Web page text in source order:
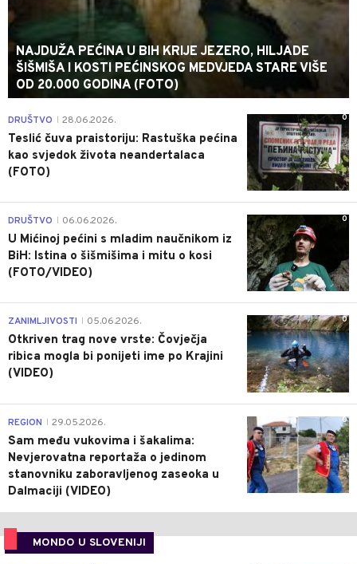
NAJDUŽA PEĆINA U BIH KRIJE JEZERO, HILJADE
ŠIŠMIŠA I KOSTI PEĆINSKOG MEDVJEDA STARE VIŠE
OD 20.000 GODINA (FOTO)
0
DRUŠTVO 28.06.2026.
Teslić čuva praistoriju: Rastuška pećina
kao svjedok života neandertalaca
(FOTO)
0
DRUŠTVO 06.06.2026.
U Mićinoj pećini s mladim naučnikom iz
BiH: Istina o šišmišima i mitu o kosi
(FOTO/VIDEO)
0
ZANIMLJIVOSTI 05.06.2026.
Otkriven trag nove vrste: Čovječja
ribica mogla bi ponijeti ime po Krajini
(VIDEO)
0
REGION 29.05.2026.
Sam među vukovima i šakalima:
Nevjerovatna reportaža o jedinom
stanovniku zaboravljenog zaseoka u
Dalmaciji (VIDEO)
MONDO U SLOVENIJI